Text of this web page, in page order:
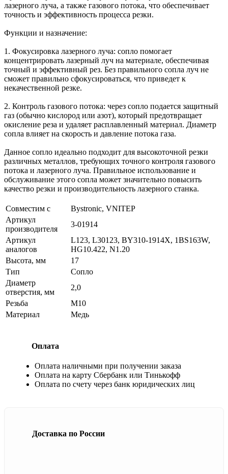
лазерного луча, а также газового потока, что обеспечивает
точность и эффективность процесса резки.
Функции и назначение:
1. Фокусировка лазерного луча: сопло помогает
концентрировать лазерный луч на материале, обеспечивая
точный и эффективный рез. Без правильного сопла луч не
сможет правильно сфокусироваться, что приведет к
некачественной резке.
2. Контроль газового потока: через сопло подается защитный
газ (обычно кислород или азот), который предотвращает
окисление реза и удаляет расплавленный материал. Диаметр
сопла влияет на скорость и давление потока газа.
Данное сопло идеально подходит для высокоточной резки
различных металлов, требующих точного контроля газового
потока и лазерного луча. Правильное использование и
обслуживание этого сопла может значительно повысить
качество резки и производительность лазерного станка.
Совместим с
Bystronic, VNITEP
Артикул
производителя
3-01914
Артикул
аналогов
L123, L30123, BY310-1914X, 1BS163W,
HG10.422, N1.20
Высота, мм
17
Тип
Сопло
Диаметр
отверстия, мм
2,0
Резьба
М10
Материал
Медь
Оплата
Оплата наличными при получении заказа
Оплата на карту Сбербанк или Тинькофф
Оплата по счету через банк юридических лиц
Доставка по России